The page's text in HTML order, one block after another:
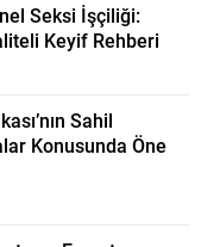
Seksi İşçiliği:
Keyif Rehberi
Sahil
Konusunda Öne